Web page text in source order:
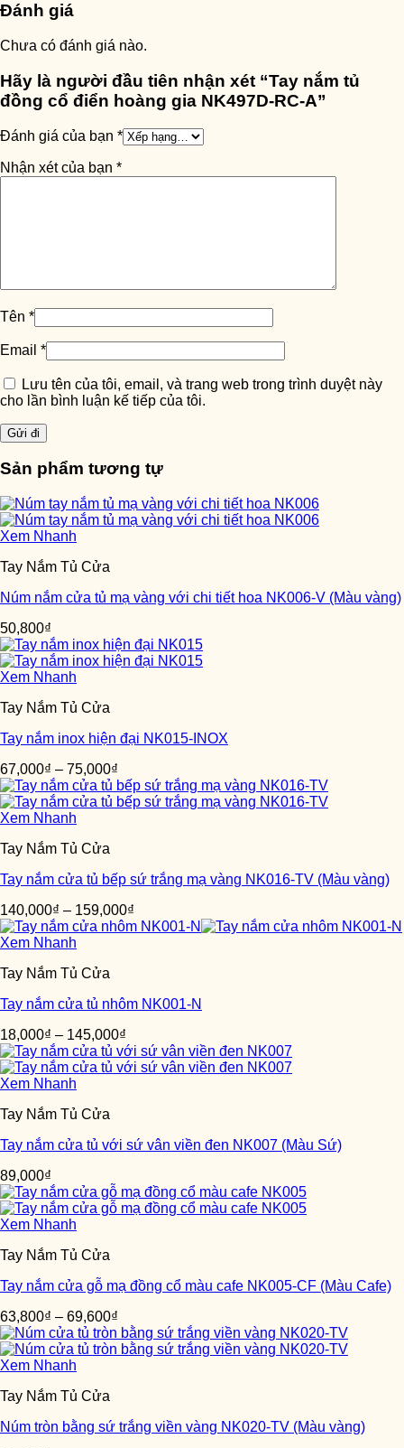
Đánh giá
Chưa có đánh giá nào.
Hãy là người đầu tiên nhận xét “Tay nắm tủ
đồng cổ điển hoàng gia NK497D-RC-A”
Đánh giá của bạn *
Nhận xét của bạn *
Tên *
Email *
Lưu tên của tôi, email, và trang web trong trình duyệt này
cho lần bình luận kế tiếp của tôi.
Sản phẩm tương tự
Xem Nhanh
Tay Nắm Tủ Cửa
Núm nắm cửa tủ mạ vàng với chi tiết hoa NK006-V (Màu vàng)
50,800₫
Xem Nhanh
Tay Nắm Tủ Cửa
Tay nắm inox hiện đại NK015-INOX
67,000₫ – 75,000₫
Xem Nhanh
Tay Nắm Tủ Cửa
Tay nắm cửa tủ bếp sứ trắng mạ vàng NK016-TV (Màu vàng)
140,000₫ – 159,000₫
Xem Nhanh
Tay Nắm Tủ Cửa
Tay nắm cửa tủ nhôm NK001-N
18,000₫ – 145,000₫
Xem Nhanh
Tay Nắm Tủ Cửa
Tay nắm cửa tủ với sứ vân viền đen NK007 (Màu Sứ)
89,000₫
Xem Nhanh
Tay Nắm Tủ Cửa
Tay nắm cửa gỗ mạ đồng cổ màu cafe NK005-CF (Màu Cafe)
63,800₫ – 69,600₫
Xem Nhanh
Tay Nắm Tủ Cửa
Núm tròn bằng sứ trắng viền vàng NK020-TV (Màu vàng)